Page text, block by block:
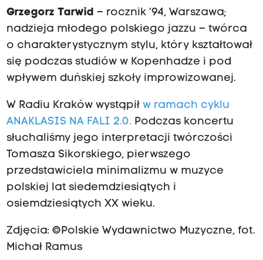
Grzegorz Tarwid – rocznik ’94, Warszawa;
nadzieja młodego polskiego jazzu – twórca
o charakterystycznym stylu, który kształtował
się podczas studiów w Kopenhadze i pod
wpływem duńskiej szkoły improwizowanej.
W Radiu Kraków wystąpił w ramach cyklu
ANAKLASIS NA FALI 2.0. Podczas koncertu
słuchaliśmy jego interpretacji twórczości
Tomasza Sikorskiego, pierwszego
przedstawiciela minimalizmu w muzyce
polskiej lat siedemdziesiątych i
osiemdziesiątych XX wieku.
Zdjęcia: ©Polskie Wydawnictwo Muzyczne, fot.
Michał Ramus